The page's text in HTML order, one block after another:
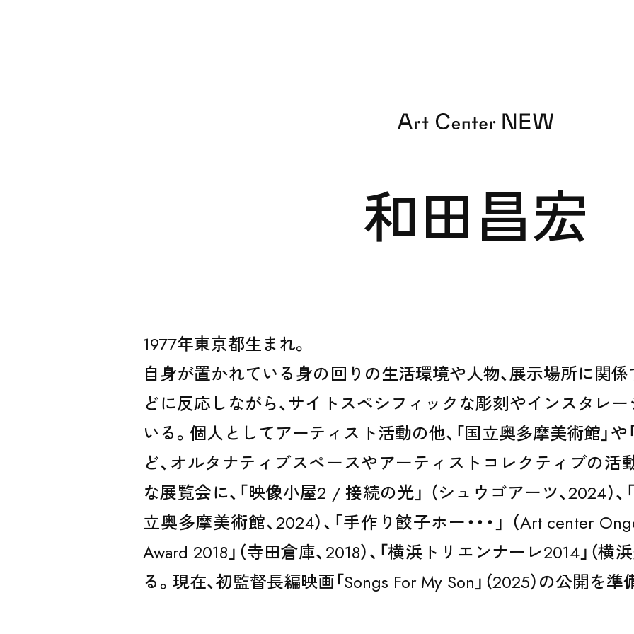
ARTISTS /
CURATOR
EVENT
和田昌宏
1977年東京都生まれ。
自身が置かれている身の回りの生活環境や人物、展示場所に関
どに反応しながら、サイトスペシフィックな彫刻やインスタレ
いる。個人としてアーティスト活動の他、「国立奥多摩美術館」
ど、オルタナティブスペースやアーティストコレクティブの活
な展覧会に、「映像小屋2 / 接続の光」 （シュウゴアーツ、2024）、
立奥多摩美術館、2024）、「手作り餃子ホー・・・」 （Art center
Award 2018」（寺田倉庫、2018）、「横浜トリエンナーレ2014」（横
る。現在、初監督長編映画「Songs For My Son」（2025）の公開を準